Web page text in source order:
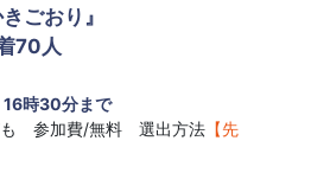
ごおり』
70人
時30分まで
も 参加費/無料 選出方法 【先